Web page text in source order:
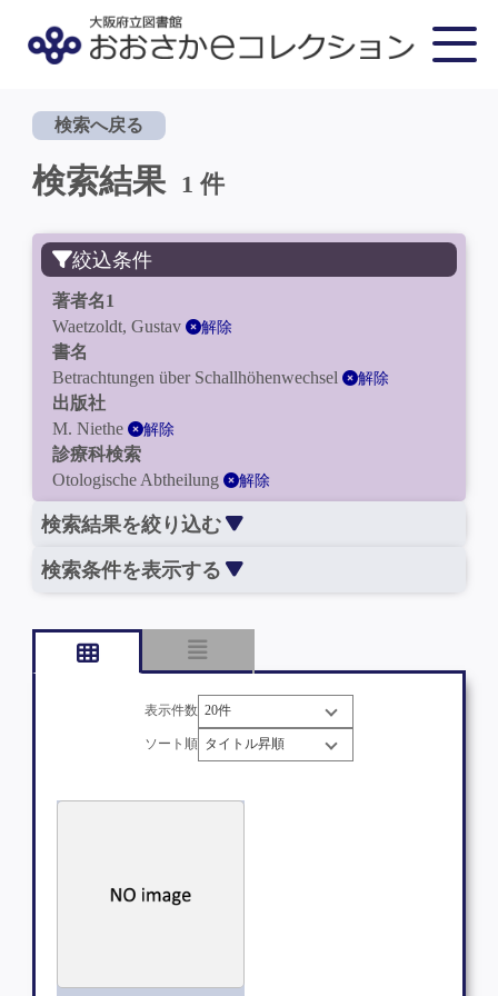
検索へ戻る
検索結果 1 件
絞込条件
著者名1
Waetzoldt, Gustav
解除
書名
Betrachtungen über Schallhöhenwechsel
解除
出版社
M. Niethe
解除
診療科検索
Otologische Abtheilung
解除
検索結果を絞り込む
検索条件を表示する
表示件数
ソート順